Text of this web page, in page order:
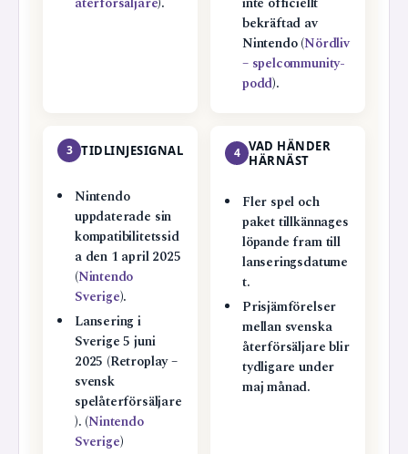
bekräftad av
Nintendo (Nördliv
– spelcommunity-
podd).
3 TIDLINJESIGNAL
Nintendo
uppdaterade sin
kompatibilitetssid
a den 1 april 2025
(Nintendo
Sverige).
Lansering i
Sverige 5 juni
2025 (Retroplay –
svensk
spelåterförsäljare
). (Nintendo
Sverige)
4 VAD HÄNDER
HÄRNÄST
Fler spel och
paket tillkännages
löpande fram till
lanseringsdatume
t.
Prisjämförelser
mellan svenska
återförsäljare blir
tydligare under
maj månad.